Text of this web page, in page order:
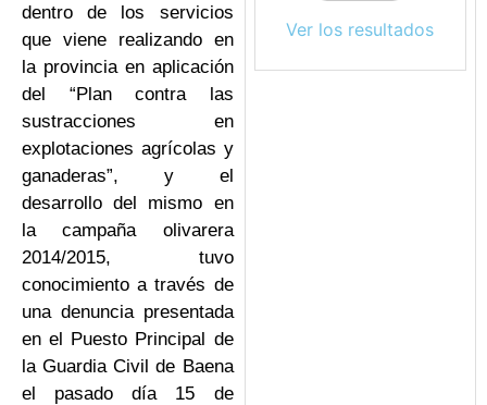
dentro de los servicios
que viene realizando en
la provincia en aplicación
del “Plan contra las
sustracciones en
explotaciones agrícolas y
ganaderas”, y el
desarrollo del mismo en
la campaña olivarera
2014/2015, tuvo
conocimiento a través de
una denuncia presentada
en el Puesto Principal de
la Guardia Civil de Baena
el pasado día 15 de
Ver los resultados